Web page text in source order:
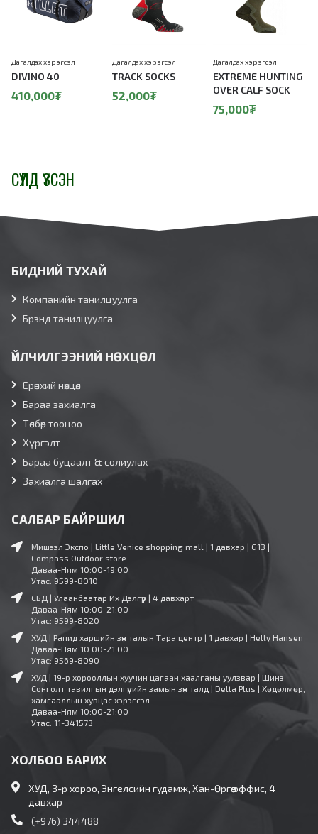
DIVINO 40
Дагалдах хэрэгсэл
410,000₮
TRACK SOCKS
Дагалдах хэрэгсэл
52,000₮
EXTREME HUNTING
OVER CALF SOCK
Дагалдах хэрэгсэл
75,000₮
СҮҮЛД ҮЗСЭН
БИДНИЙ ТУХАЙ
Компанийн танилцуулга
Брэнд танилцуулга
ҮЙЛЧИЛГЭЭНИЙ НӨХЦӨЛ
Ерөнхий нөхцөл
Бараа захиалга
Төлбөр тооцоо
Хүргэлт
Бараа буцаалт & солиулах
Захиалга шалгах
САЛБАР БАЙРШИЛ
Мишээл Экспо | Little Venice shopping mall | 1 давхар | G13 |
Compass Outdoor store
Даваа-Ням 10:00-19:00
Утас: 9599-8010
СБД | Улаанбаатар Их Дэлгүүр | 4 давхарт
Даваа-Ням 10:00-21:00
Утас: 9599-8020
ХУД | Рапид харшийн зүүн талын Тара центр | 1 давхар | Helly Hansen
Даваа-Ням 10:00-21:00
Утас: 9569-8090
ХУД | 19-р хорооллын хуучин цагаан хаалганы уулзвар | Шинэ
Сонголт тавилгын дэлгүүрийн замын зүүн талд | Delta Plus | Хөдөлмөр,
хамгааллын хувцас хэрэгсэл
Даваа-Ням 10:00-21:00
Утас: 11-341573
ХОЛБОО БАРИХ
ХУД, 3-р хороо, Энгелсийн гудамж, Хан-Өргөө оффис, 4
давхар
(+976) 344488